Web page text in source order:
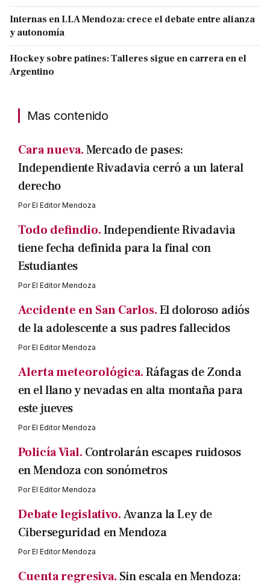
Internas en LLA Mendoza: crece el debate entre alianza
y autonomía
Hockey sobre patines: Talleres sigue en carrera en el
Argentino
Mas contenido
Cara nueva.Mercado de pases:
Independiente Rivadavia cerró a un lateral
derecho
PorEl Editor Mendoza
Todo defindio.Independiente Rivadavia
tiene fecha definida para la final con
Estudiantes
PorEl Editor Mendoza
Accidente en San Carlos.El doloroso adiós
de la adolescente a sus padres fallecidos
PorEl Editor Mendoza
Alerta meteorológica.Ráfagas de Zonda
en el llano y nevadas en alta montaña para
este jueves
PorEl Editor Mendoza
Policía Vial. Controlarán escapes ruidosos
en Mendoza con sonómetros
PorEl Editor Mendoza
Debate legislativo.Avanza la Ley de
Ciberseguridad en Mendoza
PorEl Editor Mendoza
Cuenta regresiva. Sin escala en Mendoza: